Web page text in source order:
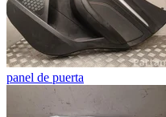
panel de puerta